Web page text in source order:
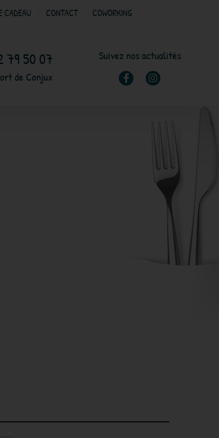
CADEAU CONTACT COWORKING
79 50 07
de Conjux
Suivez nos actualités